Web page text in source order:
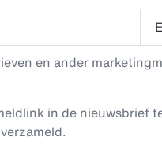
en ander
in de nieuwsbrief